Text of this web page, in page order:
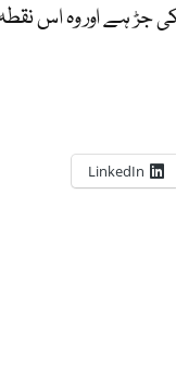
جڑ ہے اور وہ اس
LinkedIn